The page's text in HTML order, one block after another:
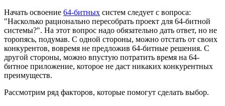
Начать освоение 64-битных систем следует с вопроса:
"Насколько рационально пересобрать проект для 64-битной
системы?". На этот вопрос надо обязательно дать ответ, но не
торопясь, подумав. С одной стороны, можно отстать от своих
конкурентов, вовремя не предложив 64-битные решения. С
другой стороны, можно впустую потратить время на 64-
битное приложение, которое не даст никаких конкурентных
преимуществ.
Рассмотрим ряд факторов, которые помогут сделать выбор.